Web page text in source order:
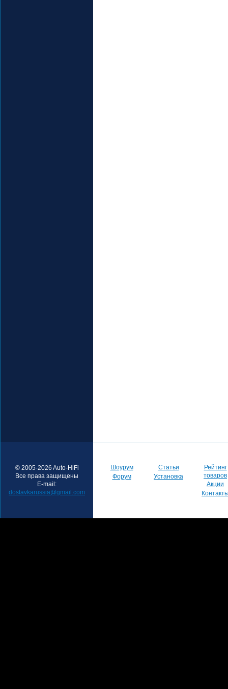
© 2005-2026 Auto-HiFi
Все права защищены
E-mail:
dostavkarussia@gmail.com
Шоурум
Форум
Статьи
Установка
Рейтинг
товаров
Акции